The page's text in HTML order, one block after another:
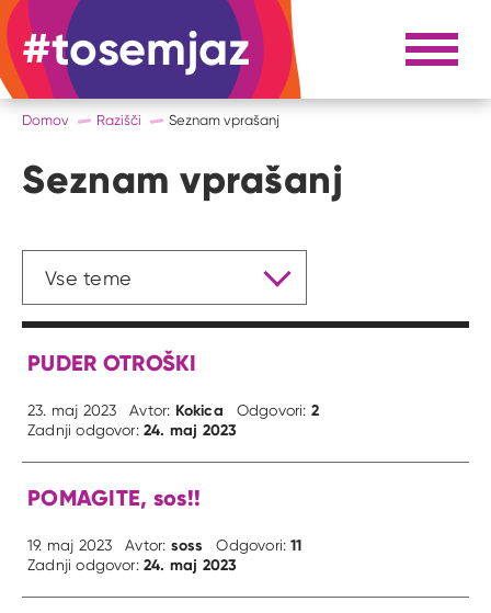
#tosemjaz #to sem jaz Razpri
Domov Razišči Seznam vprašanj
Seznam vprašanj
Vse teme
PUDER OTROŠKI
23. maj 2023 Avtor: Kokica Odgovori: 2
Zadnji odgovor:24. maj 2023
POMAGITE, sos!!
19. maj 2023 Avtor: soss Odgovori:11
Zadnji odgovor:24. maj 2023